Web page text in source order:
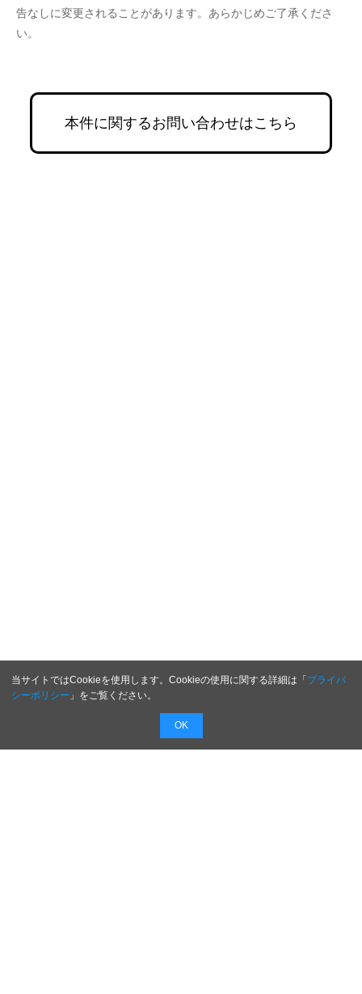
当サイトではCookieを使用します。Cookieの使用に関する詳細は「プライバ
シーポリシー 」をご覧ください。
OK
告なしに変更されることがあります。あらかじめご了承くださ
い。
本件に関するお問い合わせはこちら